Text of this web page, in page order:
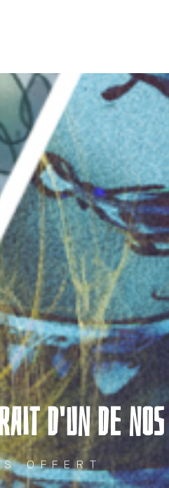
D'UN DE
OFFERT